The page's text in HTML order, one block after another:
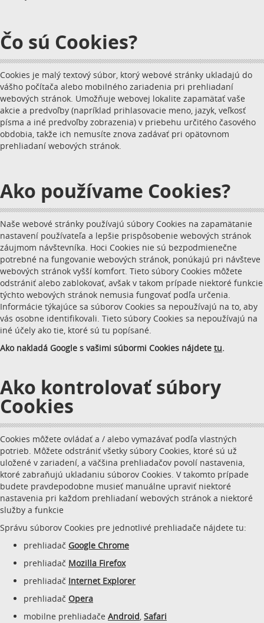
Čo sú Cookies?
Cookies je malý textový súbor, ktorý webové stránky ukladajú do
vášho počítača alebo mobilného zariadenia pri prehliadaní
webových stránok. Umožňuje webovej lokalite zapamätať vaše
akcie a predvoľby (napríklad prihlasovacie meno, jazyk, veľkosť
písma a iné predvoľby zobrazenia) v priebehu určitého časového
obdobia, takže ich nemusíte znova zadávať pri opätovnom
prehliadaní webových stránok.
Ako používame Cookies?
Naše webové stránky používajú súbory Cookies na zapamätanie
nastavení používateľa a lepšie prispôsobenie webových stránok
záujmom návštevníka. Hoci Cookies nie sú bezpodmienečne
potrebné na fungovanie webových stránok, ponúkajú pri návšteve
webových stránok vyšší komfort. Tieto súbory Cookies môžete
odstrániť alebo zablokovať, avšak v takom prípade niektoré funkcie
týchto webových stránok nemusia fungovať podľa určenia.
Informácie týkajúce sa súborov Cookies sa nepoužívajú na to, aby
vás osobne identifikovali. Tieto súbory Cookies sa nepoužívajú na
iné účely ako tie, ktoré sú tu popísané.
Ako nakladá Google s vašimi súbormi Cookies nájdete tu.
Ako kontrolovať súbory
Cookies
Cookies môžete ovládať a / alebo vymazávať podľa vlastných
potrieb. Môžete odstrániť všetky súbory Cookies, ktoré sú už
uložené v zariadení, a väčšina prehliadačov povolí nastavenia,
ktoré zabraňujú ukladaniu súborov Cookies. V takomto prípade
budete pravdepodobne musieť manuálne upraviť niektoré
nastavenia pri každom prehliadaní webových stránok a niektoré
služby a funkcie
Správu súborov Cookies pre jednotlivé prehliadače nájdete tu:
prehliadač Google Chrome
prehliadač Mozilla Firefox
prehliadač Internet Explorer
prehliadač Opera
mobilne prehliadače Android, Safari